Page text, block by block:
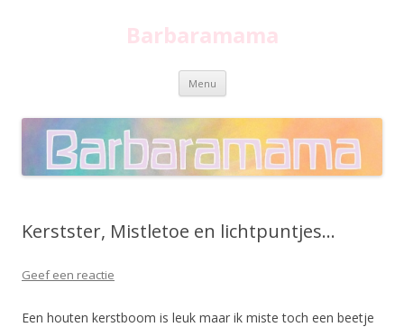
Barbaramama
Menu Spring
inhoud
Kerstster, Mistletoe en lichtpuntjes…
Geef een reactie
Een houten kerstboom is leuk maar ik miste toch een beetje